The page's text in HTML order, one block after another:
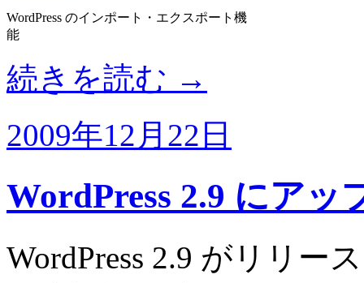
WordPress のインポート・エクスポート機
能
続きを読む →
2009年12月22日
WordPress 2.9 にアッ
WordPress 2.9 がリリー